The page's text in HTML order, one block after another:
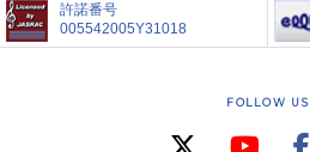
許諾番号
005542005Y31018
FOLLOW US